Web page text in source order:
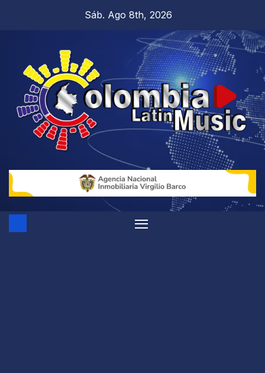
Sáb. Ago 8th, 2026